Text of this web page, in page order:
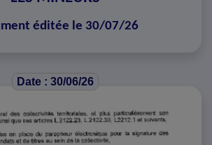
éditée le 30/07/26
Date : 30/06/26